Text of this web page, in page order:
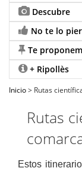
Descubre
No te lo
Te
+ Ripollès
Inicio> Rutas
Rutas
Estos